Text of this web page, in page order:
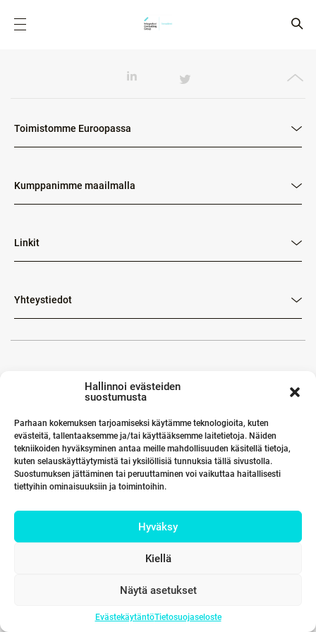
Hallinnoi evästeiden
suostumusta
Parhaan kokemuksen tarjoamiseksi käytämme teknologioita, kuten
evästeitä, tallentaaksemme ja/tai käyttääksemme laitetietoja. Näiden
tekniikoiden hyväksyminen antaa meille mahdollisuuden käsitellä tietoja,
kuten selauskäyttäytymistä tai yksilöllisiä tunnuksia tällä sivustolla.
Suostumuksen jättäminen tai peruuttaminen voi vaikuttaa haitallisesti
tiettyihin ominaisuuksiin ja toimintoihin.
Hyväksy
Kiellä
Näytä asetukset
EvästekäytäntöTietosuojaseloste
Toimistomme Euroopassa
Kumppanimme maailmalla
Linkit
Yhteystiedot